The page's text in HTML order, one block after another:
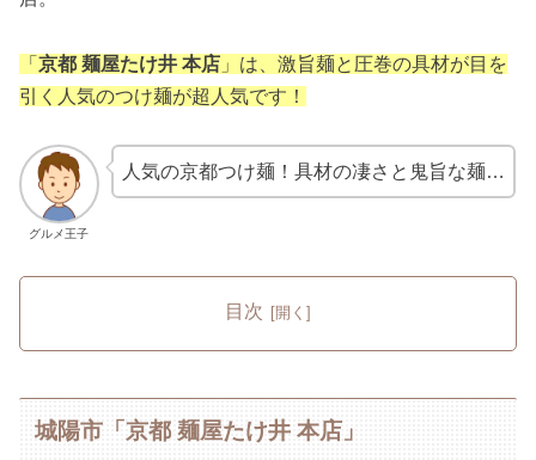
「 京都 麺屋たけ井 本店 」は、激旨麺と圧巻の具材が目を
引く人気のつけ麺が超人気です！
グルメ王子
人気の京都つけ麺！具材の凄さと鬼旨な麺…
目次
城陽市「京都 麺屋たけ井 本店」